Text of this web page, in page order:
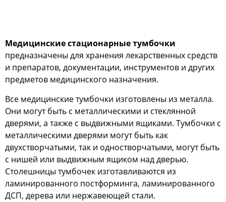
Медицинские стационарные тумбочки
предназначены для хранения лекарственных средств
и препаратов, документации, инструментов и других
предметов медицинского назначения.
Все медицинские тумбочки изготовлены из металла.
Они могут быть с металлическими и стеклянной
дверями, а также с выдвижными ящиками. Тумбочки с
металлическими дверями могут быть как
двухстворчатыми, так и одностворчатыми, могут быть
с нишей или выдвижным ящиком над дверью.
Столешницы тумбочек изготавливаются из
ламинированного постформинга, ламинированного
ДСП, дерева или нержавеющей стали.